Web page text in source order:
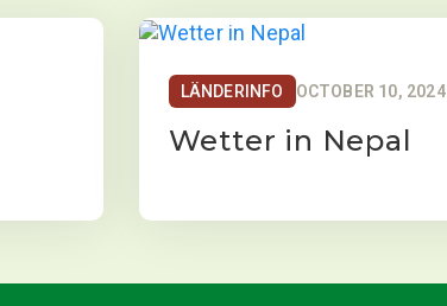
LÄNDERINFO OCTOBER 10, 2024
Wetter in Nepal